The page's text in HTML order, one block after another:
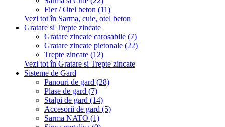
Fier / Otel beton (11)
Vezi tot în Sarma, cuie, otel beton
Gratare si Trepte zincate
Gratare zincate carosabile (7)
Gratare zincate pietonale (22)
Trepte zincate (12)
Vezi tot în Gratare si Trepte zincate
Sisteme de Gard
Panouri de gard (28)
Plase de gard (7)
Stalpi de gard (14)
Accesorii de gard (5)
Sarma NATO (1)